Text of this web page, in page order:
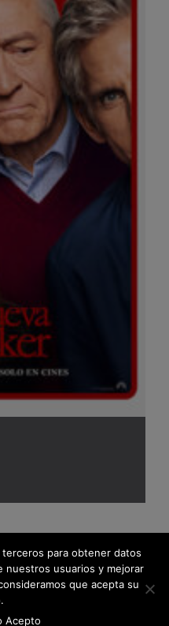
para obtener datos
nuestros usuarios y mejorar
que acepta su
Acepto